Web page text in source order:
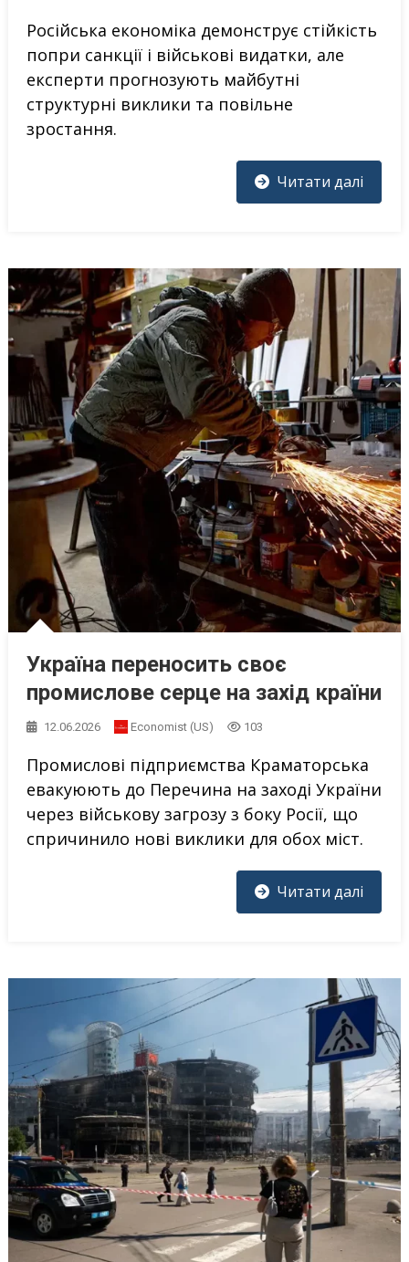
Російська економіка демонструє стійкість
попри санкції і військові видатки, але
експерти прогнозують майбутні
структурні виклики та повільне
зростання.
Читати далі
Україна переносить своє
промислове серце на захід країни
12.06.2026 Economist (US) 103
Промислові підприємства Краматорська
евакуюють до Перечина на заході України
через військову загрозу з боку Росії, що
спричинило нові виклики для обох міст.
Читати далі